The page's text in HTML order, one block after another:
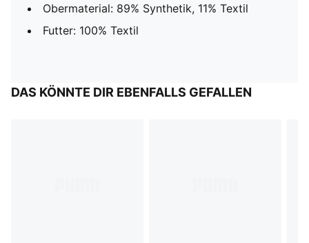
Obermaterial: 89% Synthetik, 11% Textil
Futter: 100% Textil
DAS KÖNNTE DIR EBENFALLS GEFALLEN